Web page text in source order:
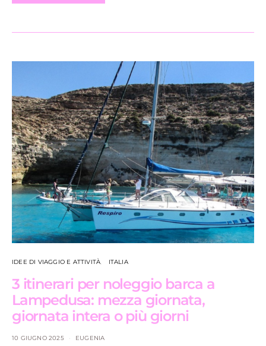
IDEE DI VIAGGIO E ATTIVITÀ ITALIA
3 itinerari per noleggio barca a
Lampedusa: mezza giornata,
giornata intera o più giorni
10 GIUGNO 2025 EUGENIA